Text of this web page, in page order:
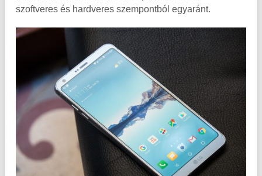
szoftveres és hardveres szempontból egyaránt.